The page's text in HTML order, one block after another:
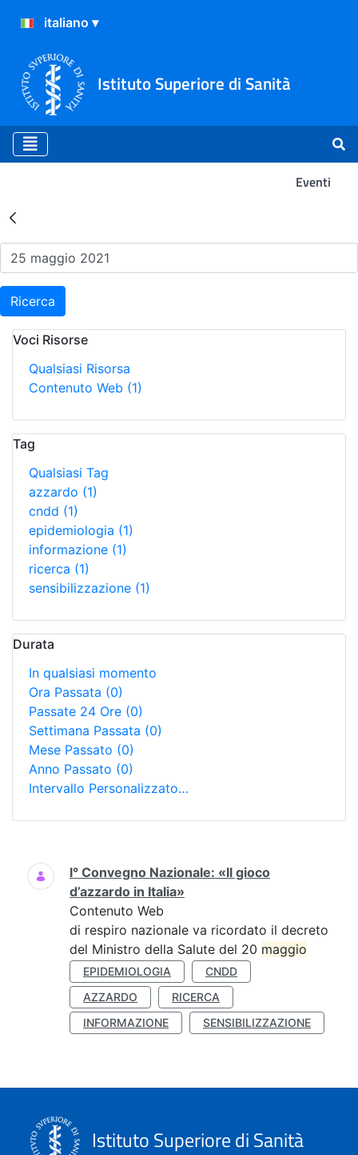
Istituto Superiore di Sanità
Eventi
Risultati della Ricerca -
Ricerca
Voci Risorse
Qualsiasi Risorsa
Contenuto Web (1)
Tag
Qualsiasi Tag
azzardo (1)
cndd (1)
epidemiologia (1)
informazione (1)
ricerca (1)
sensibilizzazione (1)
Durata
In qualsiasi momento
Ora Passata (0)
Passate 24 Ore (0)
Settimana Passata (0)
Mese Passato (0)
Anno Passato (0)
Intervallo Personalizzato…
Ricerca
I° Convegno Nazionale: «Il gioco
d’azzardo in Italia»
Contenuto Web
di respiro nazionale va ricordato il decreto
del Ministro della Salute del 20 maggio
EPIDEMIOLOGIA
CNDD
AZZARDO
RICERCA
INFORMAZIONE
SENSIBILIZZAZIONE
Istituto Superiore di Sanità